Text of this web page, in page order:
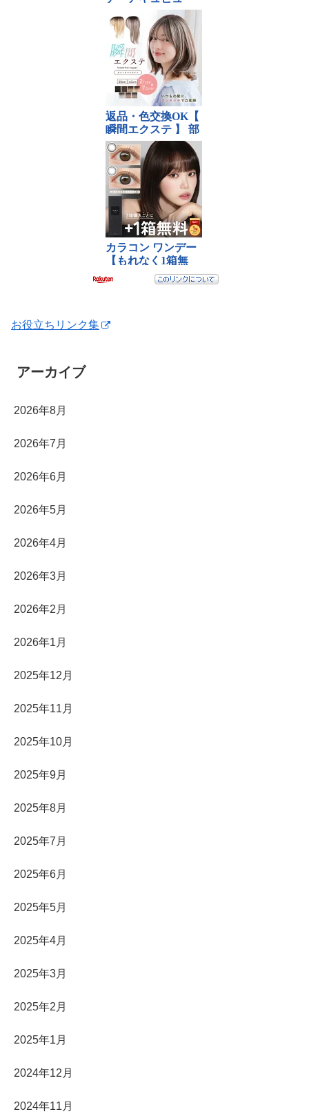
お役立ちリンク集
アーカイブ
2026年8月
2026年7月
2026年6月
2026年5月
2026年4月
2026年3月
2026年2月
2026年1月
2025年12月
2025年11月
2025年10月
2025年9月
2025年8月
2025年7月
2025年6月
2025年5月
2025年4月
2025年3月
2025年2月
2025年1月
2024年12月
2024年11月